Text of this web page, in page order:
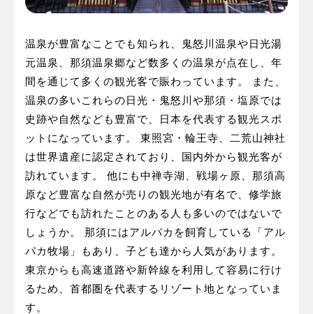
温泉が豊富なことでも知られ、鬼怒川温泉や日光湯
元温泉、那須温泉郷など数多くの温泉が点在し、年
間を通じて多くの観光客で賑わっています。 また、
温泉の多いこれらの日光・鬼怒川や那須・塩原では
史跡や自然なども豊富で、日本を代表する観光スポ
ットになっています。 東照宮・輪王寺、二荒山神社
は世界遺産に認定されており、国内外から観光客が
訪れています。 他にも中禅寺湖、戦場ヶ原、那須高
原など豊富な自然が売りの観光地が有名で、修学旅
行などでも訪れたことのある人も多いのではないで
しょうか。 那須にはアルパカを飼育している「アル
パカ牧場」もあり、子ども達から人気があります。
東京からも高速道路や新幹線を利用して容易に行け
るため、首都圏を代表するリゾート地となっていま
す。